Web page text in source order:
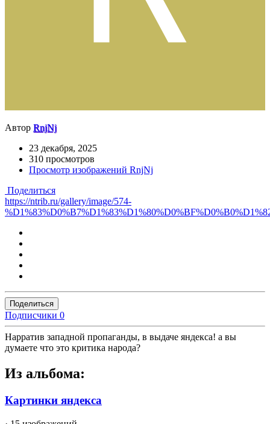
Автор RnjNj
23 декабря, 2025
310 просмотров
Просмотр изображений RnjNj
Поделиться
https://ntrib.ru/gallery/image/574-
Поделиться
Подписчики 0
Нарратив западной пропаганды, в выдаче яндекса! а вы
думаете что это критика народа?
Из альбома:
Картинки яндекса